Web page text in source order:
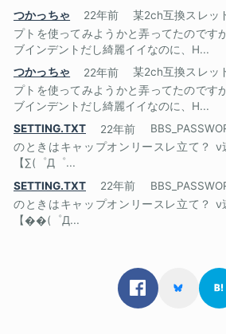
つかっちゃ
22年前
某2ch互換スレッ
プトを使ってみようかと弄ってたのです
ブインデントだし綺麗イイなのに、H...
つかっちゃ
22年前
某2ch互換スレッ
プトを使ってみようかと弄ってたのです
ブインデントだし綺麗イイなのに、H...
SETTING.TXT
22年前
のときはキャップオンリースレ立て？ ν
【∑(゜Д゜...
SETTING.TXT
22年前
のときはキャップオンリースレ立て？ ν
【��(゜Д...